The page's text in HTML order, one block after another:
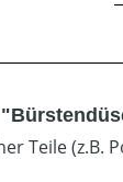
Teile (z.B.